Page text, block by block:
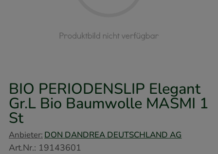
BIO PERIODENSLIP Elegant
Gr.L Bio Baumwolle MASMI 1
St
Anbieter: DON DANDREA DEUTSCHLAND AG
Art.Nr.: 19143601